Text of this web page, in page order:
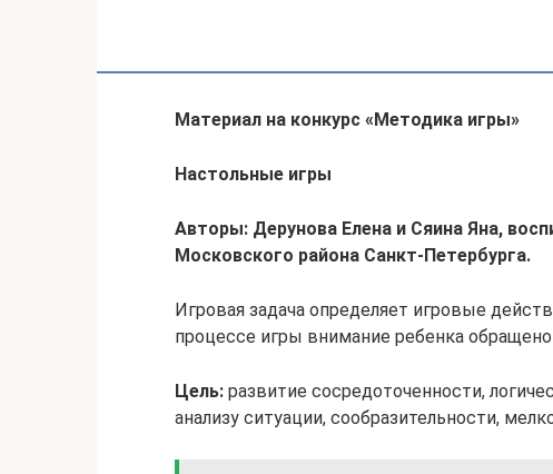
Материал на конкурс «Методика игры»
Настольные игры
Авторы: Дерунова Елена и Сяина Яна,
Московского района Санкт-Петербурга.
Игровая задача определяет игровые
процессе игры внимание ребенка
Цель: развитие сосредоточенности,
анализу ситуации, сообразительности,